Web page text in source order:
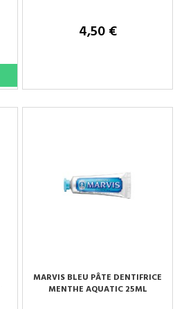
4,50 €
MARVIS BLEU PÂTE DENTIFRICE
MENTHE AQUATIC 25ML